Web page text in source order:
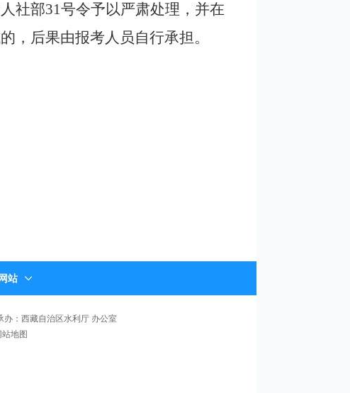
社部31号令予以严肃处理，并在
，后果由报考人员自行承担。
站
办：西藏自治区水利厅 办公室
站地图